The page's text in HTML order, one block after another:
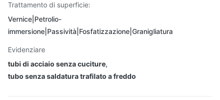
Trattamento di superficie:
Vernice|Petrolio-
immersione|Passività|Fosfatizzazione|Granigliatura
Evidenziare
tubi di acciaio senza cuciture,
tubo senza saldatura trafilato a freddo